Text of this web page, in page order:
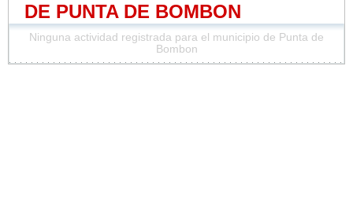
DE PUNTA DE BOMBON
Ninguna actividad registrada para el municipio de Punta de
Bombon